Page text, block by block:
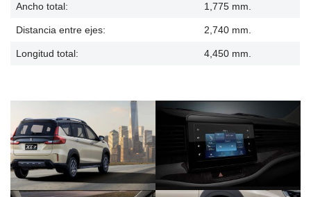
Ancho total: 1,775 mm.
Distancia entre ejes: 2,740 mm.
Longitud total: 4,450 mm.